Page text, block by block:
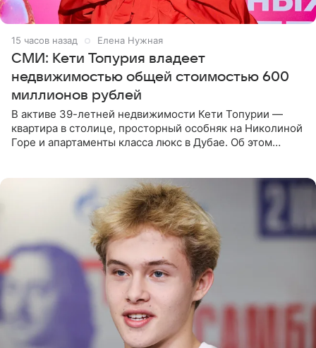
15 часов назад Елена Нужная
СМИ: Кети Топурия владеет
недвижимостью общей стоимостью 600
миллионов рублей
В активе 39-летней недвижимости Кети Топурии —
квартира в столице, просторный особняк на Николиной
Горе и апартаменты класса люкс в Дубае. Об этом